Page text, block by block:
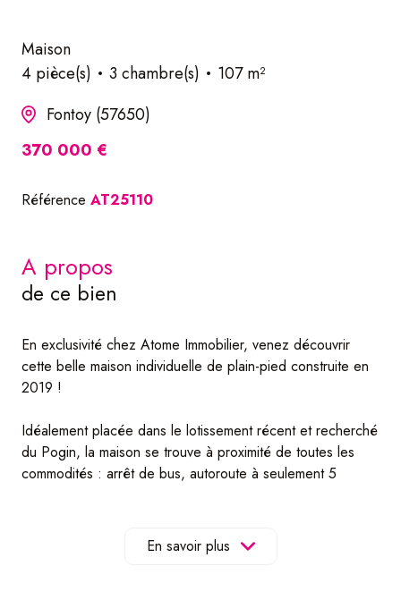
Maison
4 pièce(s)
3 chambre(s)
107 m²
Fontoy (57650)
370 000 €
Référence AT25110
a propos
de ce bien
En exclusivité chez Atome Immobilier, venez découvrir
cette belle maison individuelle de plain-pied construite en
2019 !
Idéalement placée dans le lotissement récent et recherché
du Pogin, la maison se trouve à proximité de toutes les
commodités : arrêt de bus, autoroute à seulement 5
D’une superficie totale de 107 m² dont 92 m² habitables,
elle offre un cadre de vie agréable et fonctionnel.
En savoir plus